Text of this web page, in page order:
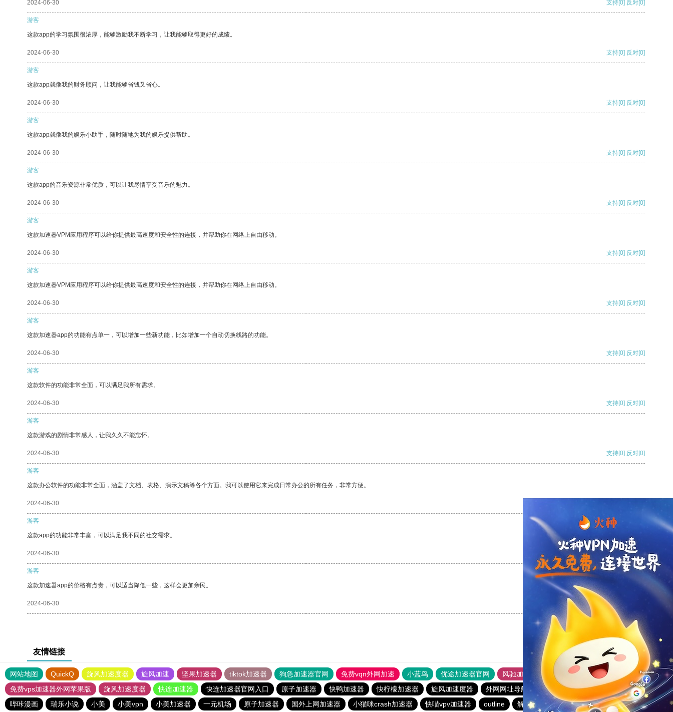
2024-06-30 支持[0] 反对[0]
游客
这款app的学习氛围很浓厚，能够激励我不断学习，让我能够取得更好的成绩。
2024-06-30 支持[0] 反对[0]
游客
这款app就像我的财务顾问，让我能够省钱又省心。
2024-06-30 支持[0] 反对[0]
游客
这款app就像我的娱乐小助手，随时随地为我的娱乐提供帮助。
2024-06-30 支持[0] 反对[0]
游客
这款app的音乐资源非常优质，可以让我尽情享受音乐的魅力。
2024-06-30 支持[0] 反对[0]
游客
这款加速器VPM应用程序可以给你提供最高速度和安全性的连接，并帮助你在网络上自由移动。
2024-06-30 支持[0] 反对[0]
游客
这款加速器VPM应用程序可以给你提供最高速度和安全性的连接，并帮助你在网络上自由移动。
2024-06-30 支持[0] 反对[0]
游客
这款加速器app的功能有点单一，可以增加一些新功能，比如增加一个自动切换线路的功能。
2024-06-30 支持[0] 反对[0]
游客
这款软件的功能非常全面，可以满足我所有需求。
2024-06-30 支持[0] 反对[0]
游客
这款游戏的剧情非常感人，让我久久不能忘怀。
2024-06-30 支持[0] 反对[0]
游客
这款办公软件的功能非常全面，涵盖了文档、表格、演示文稿等各个方面。我可以使用它来完成日常办公的所有任务，非常方便。
2024-06-30
游客
这款app的功能非常丰富，可以满足我不同的社交需求。
2024-06-30 支持 [0] 反对 [0]
游客
这款加速器app的价格有点贵，可以适当降低一些，这样会更加亲民。
2024-06-30 支持
友情链接
网站地图 QuickQ 旋风加速度器 旋风加速 坚果加速器 tiktok加速器 狗急加速器官网 免费vqn外网加速 小蓝鸟 优途加速器官网 风驰加速器
旋风加速器
免费vps加速器外网苹果版
旋风加速度器 快连加速器 快连加速器官网入口 原子加速器 快鸭加速器 快柠檬加速器 旋风加速度器 外网网址导航 软件中心 雷霆加速
狂飙加速器
哔咔漫画
瑞乐小说 小美 小美vpn 小美加速器 一元机场 原子加速器 国外上网加速器 小猫咪crash加速器 快喵vpv加速器 outline 解锁机 慧通下载站 红海pro加速器